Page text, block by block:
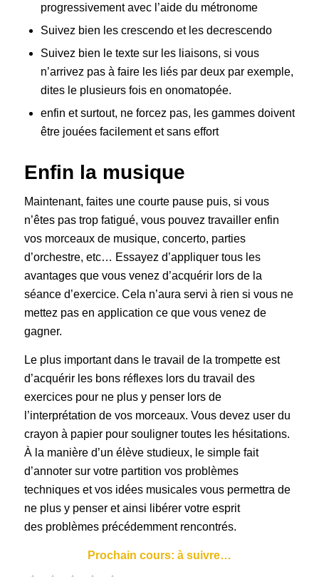
progressivement avec l’aide du métronome
Suivez bien les crescendo et les decrescendo
Suivez bien le texte sur les liaisons, si vous
n’arrivez pas à faire les liés par deux par exemple,
dites le plusieurs fois en onomatopée.
enfin et surtout, ne forcez pas, les gammes doivent
être jouées facilement et sans effort
Enfin la musique
Maintenant, faites une courte pause puis, si vous
n’êtes pas trop fatigué, vous pouvez travailler enfin
vos morceaux de musique, concerto, parties
d’orchestre, etc… Essayez d’appliquer tous les
avantages que vous venez d’acquérir lors de la
séance d’exercice. Cela n’aura servi à rien si vous ne
mettez pas en application ce que vous venez de
gagner.
Le plus important dans le travail de la trompette est
d’acquérir les bons réflexes lors du travail des
exercices pour ne plus y penser lors de
l’interprétation de vos morceaux. Vous devez user du
crayon à papier pour souligner toutes les hésitations.
À la manière d’un élève studieux, le simple fait
d’annoter sur votre partition vos problèmes
techniques et vos idées musicales vous permettra de
ne plus y penser et ainsi libérer votre esprit
des problèmes précédemment rencontrés.
Prochain cours: à suivre…